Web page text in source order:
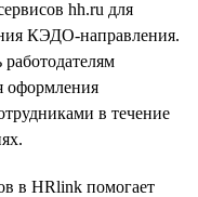
hh.ru для
КЭДО-направления.
оформления
в течение
в HRlink помогает